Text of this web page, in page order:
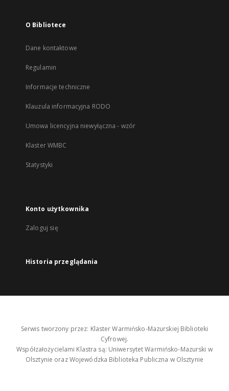
O Bibliotece
Dane kontaktowe
Regulamin
Informacje techniczne
Klauzula informacyjna RODO
Umowa licencyjna niewyłączna - wzór
Klaster WMBC
Statystyki
Konto użytkownika
Zaloguj się
Historia przeglądania
Serwis tworzony przez: Klaster Warmińsko-Mazurskiej Biblioteki
Cyfrowej.
Współzałożycielami Klastra są: Uniwersytet Warmińsko-Mazurski w
Olsztynie oraz Wojewódzka Biblioteka Publiczna w Olsztynie